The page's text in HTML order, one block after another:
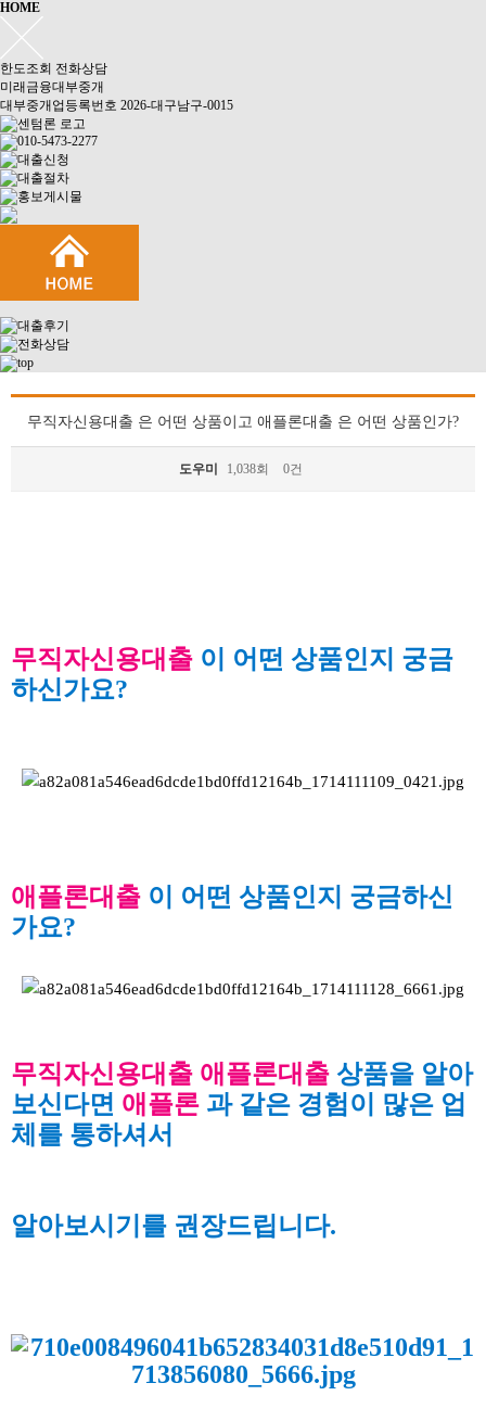
HOME
한도조회 전화상담
미래금융대부중개
대부중개업등록번호 2026-대구남구-0015
무직자신용대출 은 어떤 상품이고 애플론대출 은 어떤 상품인가?
도우미 1,038회 0건
무직자신용대출 이 어떤 상품인지 궁금
하신가요?
애플론대출 이 어떤 상품인지 궁금하신
가요?
무직자신용대출 애플론대출 상품을 알아
보신다면 애플론 과 같은 경험이 많은 업
체를 통하셔서
알아보시기를 권장드립니다.